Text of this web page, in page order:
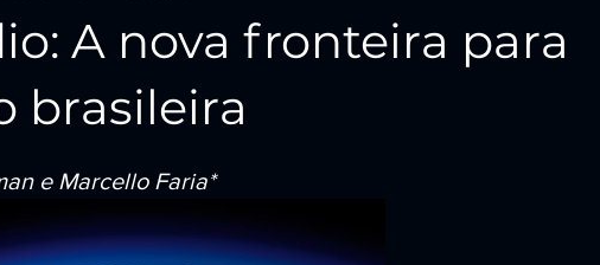
A nova fronteira para
brasileira
e Marcello Faria*